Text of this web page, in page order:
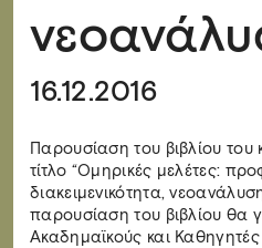
16.12.2016
Παρουσίαση του βιβλίου
τίτλο “Ομηρικές μελέτες:
διακειμενικότητα,
παρουσίαση του βιβλίου θα
Ακαδημαϊκούς και